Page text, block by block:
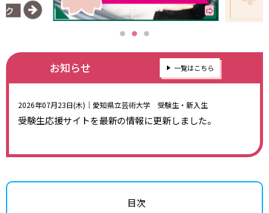
お知らせ 一覧はこちら
2026年07月23日(木) ｜愛知県立芸術大学 受験生・新入生
受験生応援サイトを最新の情報に更新しました。
目次